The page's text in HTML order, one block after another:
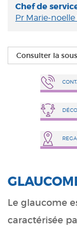
Chef de
Pr Marie-noelle
Le glaucome
caractérisée